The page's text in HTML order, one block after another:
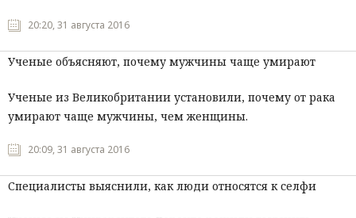
20:20, 31 августа 2016
Ученые объясняют, почему мужчины чаще умирают
Ученые из Великобритании установили, почему от рака
умирают чаще мужчины, чем женщины.
20:09, 31 августа 2016
Специалисты выяснили, как люди относятся к селфи